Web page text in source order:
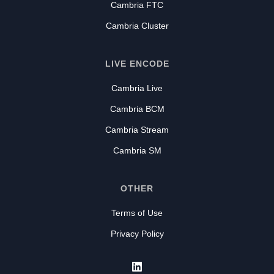
Cambria FTC
Cambria Cluster
LIVE ENCODE
Cambria Live
Cambria BCM
Cambria Stream
Cambria SM
OTHER
Terms of Use
Privacy Policy